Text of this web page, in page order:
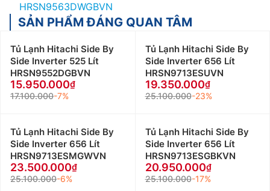
HRSN9563DWGBVN
SẢN PHẨM ĐÁNG QUAN TÂM
Tủ Lạnh Hitachi Side By
Side Inverter 525 Lít
HRSN9552DGBVN
15.950.000
17.100.000-7%
Tủ Lạnh Hitachi Side By
Side Inverter 656 Lít
HRSN9713ESUVN
19.350.000
25.100.000-23%
Tủ Lạnh Hitachi Side By
Side Inverter 656 Lít
HRSN9713ESMGWVN
23.500.000
25.100.000-6%
Tủ Lạnh Hitachi Side By
Side Inverter 656 Lít
HRSN9713ESGBKVN
20.950.000
25.100.000-17%